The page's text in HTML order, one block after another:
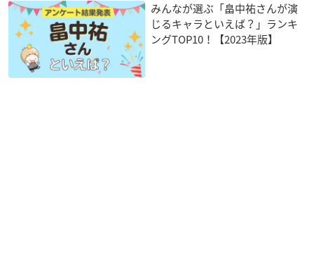
みんなが選ぶ「畠中祐さんが演
じるキャラといえば？」ランキ
ングTOP10！【2023年版】